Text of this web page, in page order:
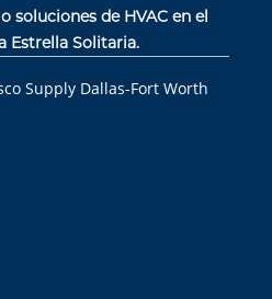
soluciones de HVAC en el
Estrella Solitaria.
Supply Dallas-Fort Worth